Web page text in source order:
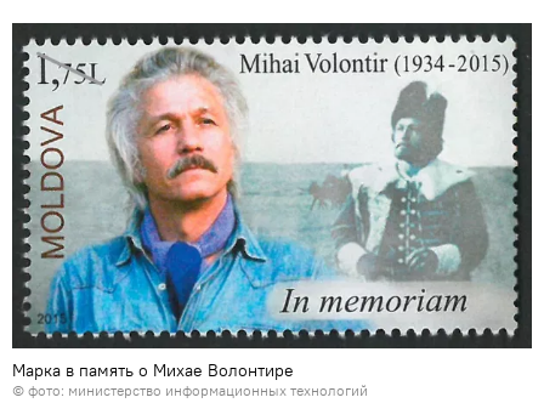
Марка в память о Михае Волонтире
© фото: министерство информационных технологий